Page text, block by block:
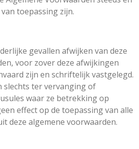
toepassing zijn.
gevallen afwijken van deze
voor zover deze afwijkingen
zijn en schriftelijk vastgelegd.
slechts ter vervanging of
waar ze betrekking op
effect op de toepassing van alle
deze algemene voorwaarden.